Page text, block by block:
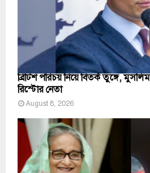
ব্রিটিশ পরিচয় নিয়ে বিতর্ক তুঙ্গে,
রিস্টোর নেতা
August 8, 2026